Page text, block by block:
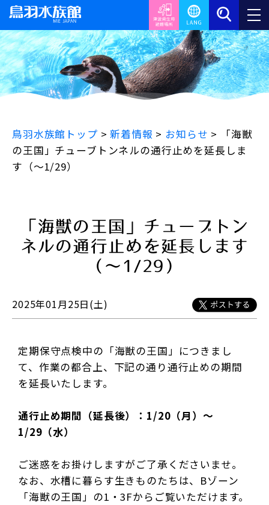
鳥羽水族館トップ >新着情報 > お知らせ >
「海獣
の王国」チューブトンネルの通行止めを延長しま
す（～1/29）
「海獣の王国」チューブトン
ネルの通行止めを延長します
（～1/29）
2025年01月25日(土)
定期保守点検中の「海獣の王国」につきまし
て、作業の都合上、下記の通り通行止めの期間
を延長いたします。
通行止め期間（延長後）：1/20（月）～
1/29（水）
ご迷惑をお掛けしますがご了承くださいませ。
なお、水槽に暮らす生きものたちは、Bゾーン
「海獣の王国」の1・3Fからご覧いただけます。